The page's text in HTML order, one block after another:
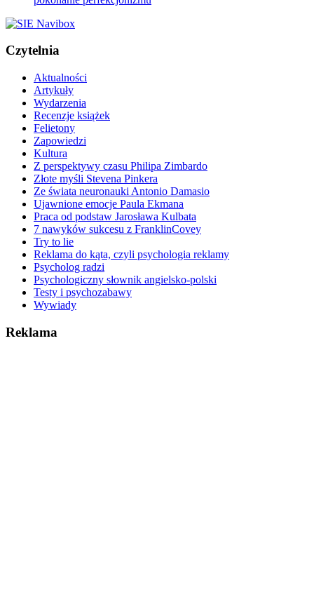
Czytelnia
Aktualności
Artykuły
Wydarzenia
Recenzje książek
Felietony
Zapowiedzi
Kultura
Z perspektywy czasu Philipa Zimbardo
Złote myśli Stevena Pinkera
Ze świata neuronauki Antonio Damasio
Ujawnione emocje Paula Ekmana
Praca od podstaw Jarosława Kulbata
7 nawyków sukcesu z FranklinCovey
Try to lie
Reklama do kąta, czyli psychologia reklamy
Psycholog radzi
Psychologiczny słownik angielsko-polski
Testy i psychozabawy
Wywiady
Reklama